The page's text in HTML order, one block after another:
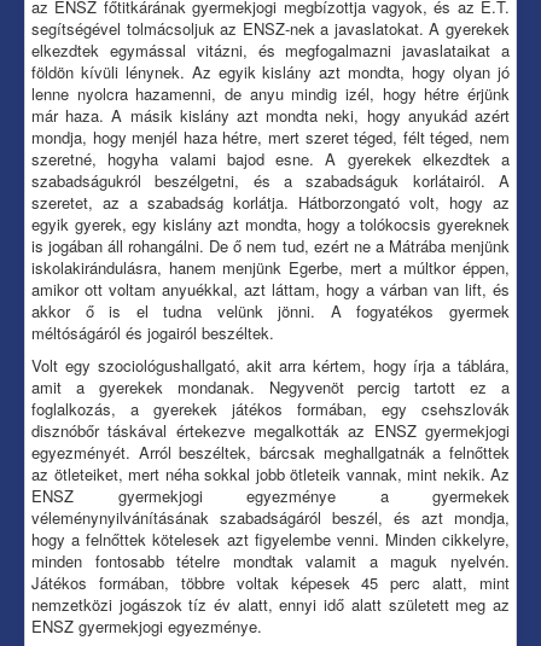
az ENSZ főtitkárának gyermekjogi megbízottja vagyok, és az E.T.
segítségével tolmácsoljuk az ENSZ-nek a javaslatokat. A gyerekek
elkezdtek egymással vitázni, és megfogalmazni javaslataikat a
földön kívüli lénynek. Az egyik kislány azt mondta, hogy olyan jó
lenne nyolcra hazamenni, de anyu mindig izél, hogy hétre érjünk
már haza. A másik kislány azt mondta neki, hogy anyukád azért
mondja, hogy menjél haza hétre, mert szeret téged, félt téged, nem
szeretné, hogyha valami bajod esne. A gyerekek elkezdtek a
szabadságukról beszélgetni, és a szabadságuk korlátairól. A
szeretet, az a szabadság korlátja. Hátborzongató volt, hogy az
egyik gyerek, egy kislány azt mondta, hogy a tolókocsis gyereknek
is jogában áll rohangálni. De ő nem tud, ezért ne a Mátrába menjünk
iskolakirándulásra, hanem menjünk Egerbe, mert a múltkor éppen,
amikor ott voltam anyuékkal, azt láttam, hogy a várban van lift, és
akkor ő is el tudna velünk jönni. A fogyatékos gyermek
méltóságáról és jogairól beszéltek.
Volt egy szociológushallgató, akit arra kértem, hogy írja a táblára,
amit a gyerekek mondanak. Negyvenöt percig tartott ez a
foglalkozás, a gyerekek játékos formában, egy csehszlovák
disznóbőr táskával értekezve megalkották az ENSZ gyermekjogi
egyezményét. Arról beszéltek, bárcsak meghallgatnák a felnőttek
az ötleteiket, mert néha sokkal jobb ötleteik vannak, mint nekik. Az
ENSZ gyermekjogi egyezménye a gyermekek
véleménynyilvánításának szabadságáról beszél, és azt mondja,
hogy a felnőttek kötelesek azt figyelembe venni. Minden cikkelyre,
minden fontosabb tételre mondtak valamit a maguk nyelvén.
Játékos formában, többre voltak képesek 45 perc alatt, mint
nemzetközi jogászok tíz év alatt, ennyi idő alatt született meg az
ENSZ gyermekjogi egyezménye.